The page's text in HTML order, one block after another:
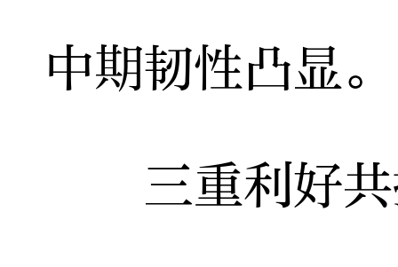
中期韧性凸显。
三重利好共